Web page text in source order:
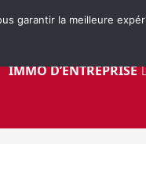
IMMO D’ENTREPRISE
garantir la meilleure